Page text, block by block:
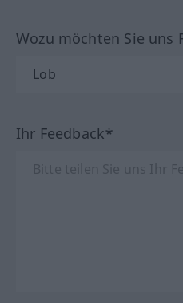
Wozu möchten Sie uns
Ihr Feedback*